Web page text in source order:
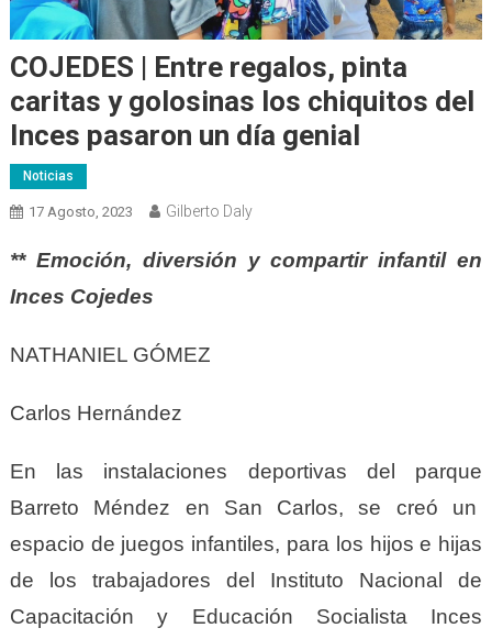
COJEDES | Entre regalos, pinta
caritas y golosinas los chiquitos del
Inces pasaron un día genial
Noticias
17 Agosto, 2023 Gilberto Daly
** Emoción, diversión y compartir infantil en
Inces Cojedes
NATHANIEL GÓMEZ
Carlos Hernández
En las instalaciones deportivas del parque
Barreto Méndez en San Carlos, se creó un
espacio de juegos infantiles, para los hijos e hijas
de los trabajadores del Instituto Nacional de
Capacitación y Educación Socialista Inces